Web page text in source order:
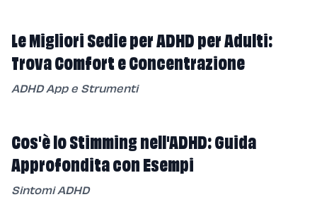
Le Migliori Sedie per ADHD per Adulti:
Trova Comfort e Concentrazione
ADHD App e Strumenti
Cos'è lo Stimming nell'ADHD: Guida
Approfondita con Esempi
Sintomi ADHD